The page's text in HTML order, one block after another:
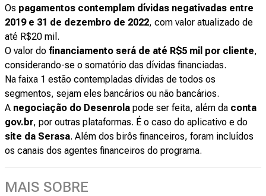
Os pagamentos contemplam dívidas negativadas entre
2019 e 31 de dezembro de 2022, com valor atualizado de
até R$20 mil.
O valor do financiamento será de até R$5 mil por cliente,
considerando-se o somatório das dívidas financiadas.
Na faixa 1 estão contempladas dívidas de todos os
segmentos, sejam eles bancários ou não bancários.
A negociação do Desenrola pode ser feita, além da conta
gov.br, por outras plataformas. É o caso do aplicativo e do
site da Serasa. Além dos birôs financeiros, foram incluídos
os canais dos agentes financeiros do programa.
MAIS SOBRE